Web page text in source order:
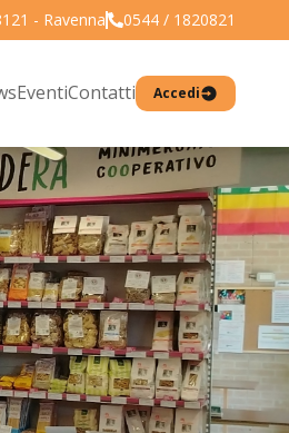
- Ravenna 0544 / 1820821
EventiContatti Accedi